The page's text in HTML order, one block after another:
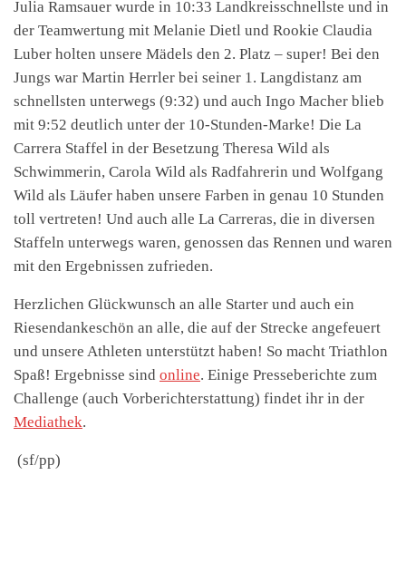
Julia Ramsauer wurde in 10:33 Landkreisschnellste und in
der Teamwertung mit Melanie Dietl und Rookie Claudia
Luber holten unsere Mädels den 2. Platz – super! Bei den
Jungs war Martin Herrler bei seiner 1. Langdistanz am
schnellsten unterwegs (9:32) und auch Ingo Macher blieb
mit 9:52 deutlich unter der 10-Stunden-Marke! Die La
Carrera Staffel in der Besetzung Theresa Wild als
Schwimmerin, Carola Wild als Radfahrerin und Wolfgang
Wild als Läufer haben unsere Farben in genau 10 Stunden
toll vertreten! Und auch alle La Carreras, die in diversen
Staffeln unterwegs waren, genossen das Rennen und waren
mit den Ergebnissen zufrieden.
Herzlichen Glückwunsch an alle Starter und auch ein
Riesendankeschön an alle, die auf der Strecke angefeuert
und unsere Athleten unterstützt haben! So macht Triathlon
Spaß! Ergebnisse sind online. Einige Presseberichte zum
Challenge (auch Vorberichterstattung) findet ihr in der
Mediathek.
(sf/pp)